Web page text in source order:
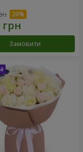
Замовити